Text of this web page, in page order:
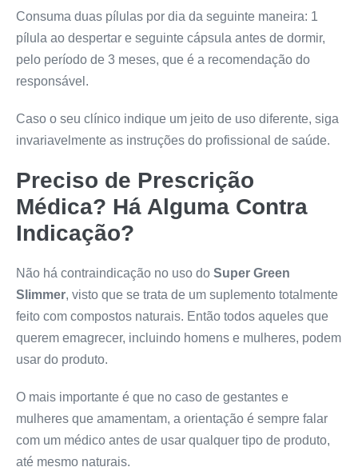
Consuma duas pílulas por dia da seguinte maneira: 1
pílula ao despertar e seguinte cápsula antes de dormir,
pelo período de 3 meses, que é a recomendação do
responsável.
Caso o seu clínico indique um jeito de uso diferente, siga
invariavelmente as instruções do profissional de saúde.
Preciso de Prescrição
Médica? Há Alguma Contra
Indicação?
Não há contraindicação no uso do Super Green
Slimmer, visto que se trata de um suplemento totalmente
feito com compostos naturais. Então todos aqueles que
querem emagrecer, incluindo homens e mulheres, podem
usar do produto.
O mais importante é que no caso de gestantes e
mulheres que amamentam, a orientação é sempre falar
com um médico antes de usar qualquer tipo de produto,
até mesmo naturais.